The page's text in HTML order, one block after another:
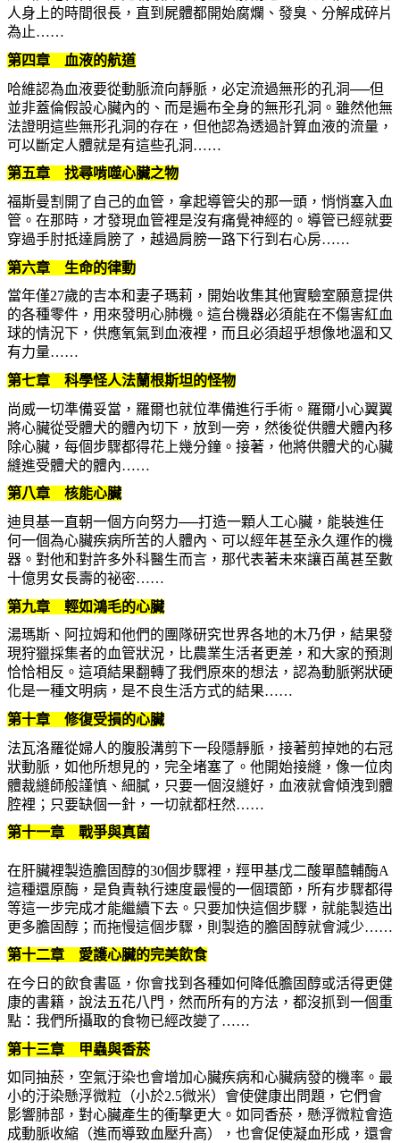
人身上的時間很長，直到屍體都開始腐爛、發臭、分解成碎片
為止……
第四章 血液的航道
哈維認為血液要從動脈流向靜脈，必定流過無形的孔洞──但
並非蓋倫假設心臟內的、而是遍布全身的無形孔洞。雖然他無
法證明這些無形孔洞的存在，但他認為透過計算血液的流量，
可以斷定人體就是有這些孔洞……
第五章 找尋啃噬心臟之物
福斯曼割開了自己的血管，拿起導管尖的那一頭，悄悄塞入血
管。在那時，才發現血管裡是沒有痛覺神經的。導管已經就要
穿過手肘抵達肩膀了，越過肩膀一路下行到右心房……
第六章 生命的律動
當年僅27歲的吉本和妻子瑪莉，開始收集其他實驗室願意提供
的各種零件，用來發明心肺機。這台機器必須能在不傷害紅血
球的情況下，供應氧氣到血液裡，而且必須超乎想像地溫和又
有力量……
第七章 科學怪人法蘭根斯坦的怪物
尚威一切準備妥當，羅爾也就位準備進行手術。羅爾小心翼翼
將心臟從受體犬的體內切下，放到一旁，然後從供體犬體內移
除心臟，每個步驟都得花上幾分鐘。接著，他將供體犬的心臟
縫進受體犬的體內……
第八章 核能心臟
迪貝基一直朝一個方向努力──打造一顆人工心臟，能裝進任
何一個為心臟疾病所苦的人體內、可以經年甚至永久運作的機
器。對他和對許多外科醫生而言，那代表著未來讓百萬甚至數
十億男女長壽的祕密……
第九章 輕如鴻毛的心臟
湯瑪斯、阿拉姆和他們的團隊研究世界各地的木乃伊，結果發
現狩獵採集者的血管狀況，比農業生活者更差，和大家的預測
恰恰相反。這項結果翻轉了我們原來的想法，認為動脈粥狀硬
化是一種文明病，是不良生活方式的結果……
第十章 修復受損的心臟
法瓦洛羅從婦人的腹股溝剪下一段隱靜脈，接著剪掉她的右冠
狀動脈，如他所想見的，完全堵塞了。他開始接縫，像一位肉
體裁縫師般謹慎、細膩，只要一個沒縫好，血液就會傾洩到體
腔裡；只要缺個一針，一切就都枉然……
第十一章 戰爭與真菌
在肝臟裡製造膽固醇的30個步驟裡，羥甲基戊二酸單醯輔酶A
這種還原酶，是負責執行速度最慢的一個環節，所有步驟都得
等這一步完成才能繼續下去。只要加快這個步驟，就能製造出
更多膽固醇；而拖慢這個步驟，則製造的膽固醇就會減少……
第十二章 愛護心臟的完美飲食
在今日的飲食書區，你會找到各種如何降低膽固醇或活得更健
康的書籍，說法五花八門，然而所有的方法，都沒抓到一個重
點：我們所攝取的食物已經改變了……
第十三章 甲蟲與香菸
如同抽菸，空氣汙染也會增加心臟疾病和心臟病發的機率。最
小的汙染懸浮微粒（小於2.5微米）會使健康出問題，它們會
影響肺部，對心臟產生的衝擊更大。如同香菸，懸浮微粒會造
成動脈收縮（進而導致血壓升高），也會促使凝血形成，還會